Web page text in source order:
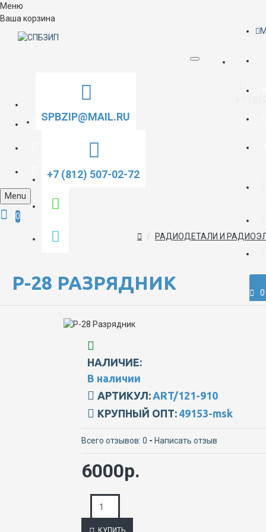
Меню
Ваша корзина
SPBZIP@MAIL.RU
+7 (812) 507-02-72
0
Menu
0
РАДИОДЕТАЛИ И
Р-28 РАЗРЯДНИК
НАЛИЧИЕ:
В наличии
АРТИКУЛ: ART/121-910
КРУПНЫЙ ОПТ: 49153-msk
Всего отзывов: 0 - Написать отзыв
6000р.
КУПИТЬ